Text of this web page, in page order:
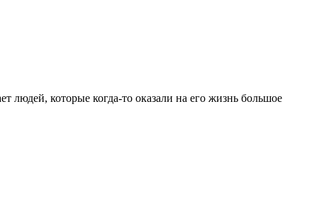
людей, которые когда-то оказали на его жизнь большое